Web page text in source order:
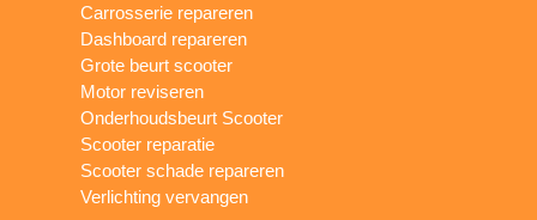
Carrosserie repareren
Dashboard repareren
Grote beurt scooter
Motor reviseren
Onderhoudsbeurt Scooter
Scooter reparatie
Scooter schade repareren
Verlichting vervangen